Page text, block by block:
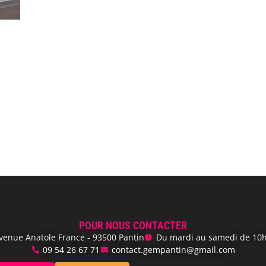
POUR NOUS CONTACTER
Anatole France - 93500 Pantin
Du mardi au samedi de
‭09 54 26 67 71‬
contact.gempantin@gmail.com